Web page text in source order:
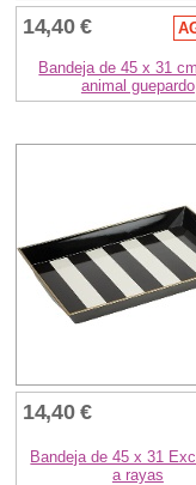
14,40 €
Bandeja de 45 x 31
animal guepardo
14,40 €
Bandeja de 45 x 31
a rayas